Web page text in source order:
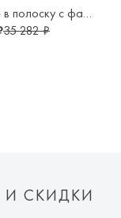
в срок и
картами Visa,
Платье в полоску с фатиновой юбкой
35 282 ₽
СКИДКИ